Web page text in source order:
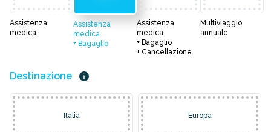
Assistenza
medica
Assistenza
medica
+ Bagaglio
Assistenza
medica
+ Bagaglio
+ Cancellazione
Multiviaggio
annuale
Destinazione
Italia Europa